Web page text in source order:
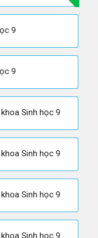
9
9
Sinh học 9
Sinh học 9
Sinh học 9
Sinh học 9